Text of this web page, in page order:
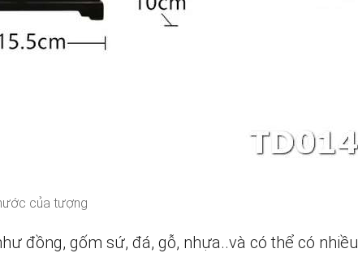
của tượng
đồng, gốm sứ, đá, gỗ, nhựa..và có thể có nhiều